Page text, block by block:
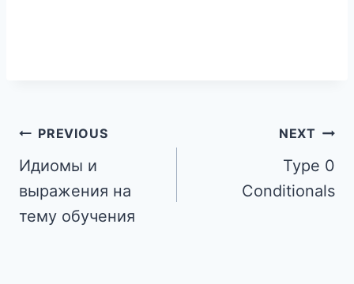
PREVIOUS
Идиомы и
выражения на
тему обучения
NEXT
Type 0
Conditionals